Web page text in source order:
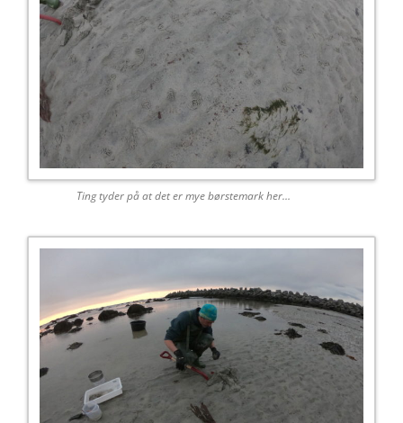
Ting tyder på at det er mye børstemark her…